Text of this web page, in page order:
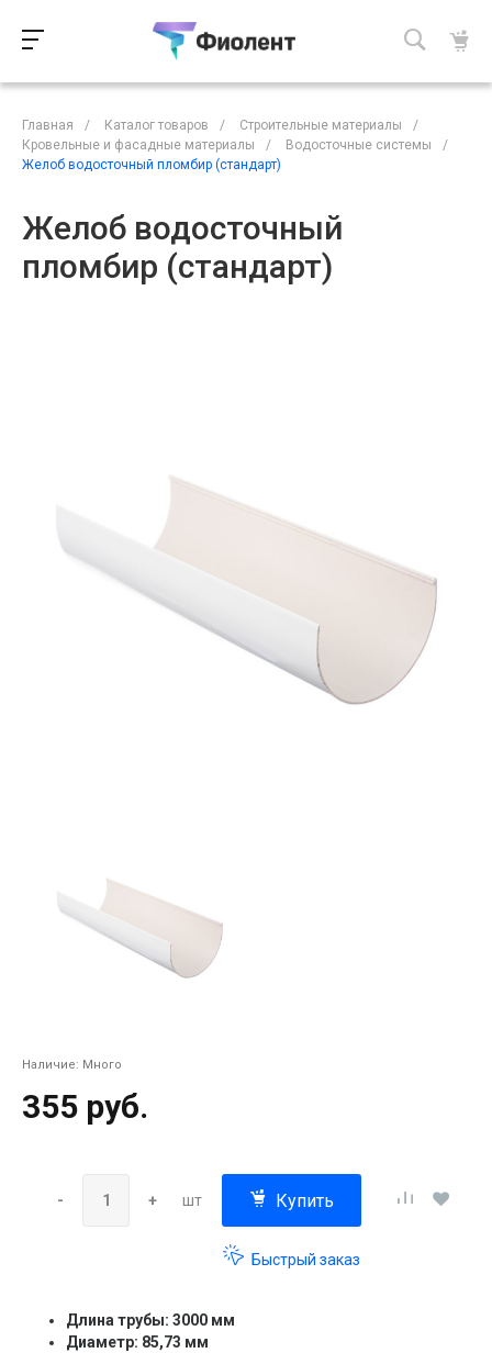
Главная / Каталог товаров / Строительные материалы
/
Кровельные и фасадные материалы
/ Водосточные системы
/
Желоб водосточный пломбир (стандарт)
Желоб водосточный
пломбир (стандарт)
Наличие: Много
355 руб.
- + шт Купить
Быстрый заказ
Длина трубы: 3000 мм
Диаметр: 85,73 мм